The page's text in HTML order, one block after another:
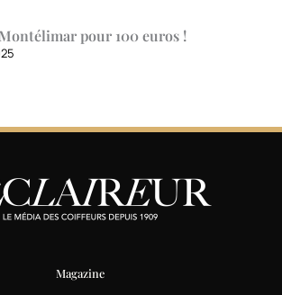
pour 100 euros !
Magazine